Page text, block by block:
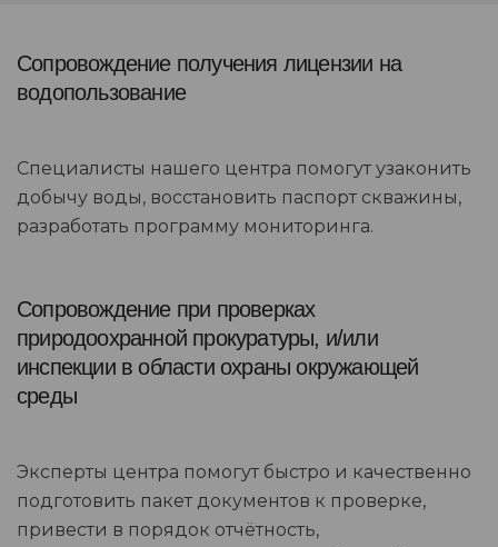
Сопровождение получения лицензии на
водопользование
Специалисты нашего центра помогут узаконить
добычу воды, восстановить паспорт скважины,
разработать программу мониторинга.
Сопровождение при проверках
природоохранной прокуратуры, и/или
инспекции в области охраны окружающей
среды
Эксперты центра помогут быстро и качественно
подготовить пакет документов к проверке,
привести в порядок отчётность,